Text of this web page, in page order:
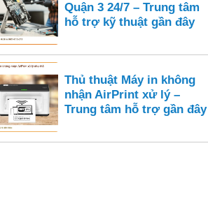
Quận 3 24/7 – Trung tâm
hỗ trợ kỹ thuật gần đây
Thủ thuật Máy in không
nhận AirPrint xử lý –
Trung tâm hỗ trợ gần đây